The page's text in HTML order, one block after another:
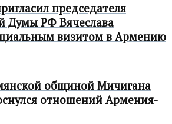
председателя
Думы РФ Вячеслава
визитом в Армению
общиной Мичигана
отношений Армения-